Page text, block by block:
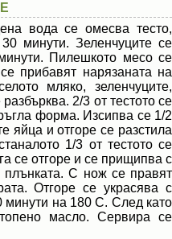
вода се омесва тесто,
минути. Зеленчуците се
Пилешкото месо се
прибавят нарязаната на
мляко, зеленчуците,
2/3 от тестото се
форма. Изсипва се 1/2
яйца и отгоре се разстила
1/3 от тестото се
се отгоре и се прищипва с
плънката. С нож се правят
Отгоре се украсява с
минути на 180 С. След като
масло. Сервира се